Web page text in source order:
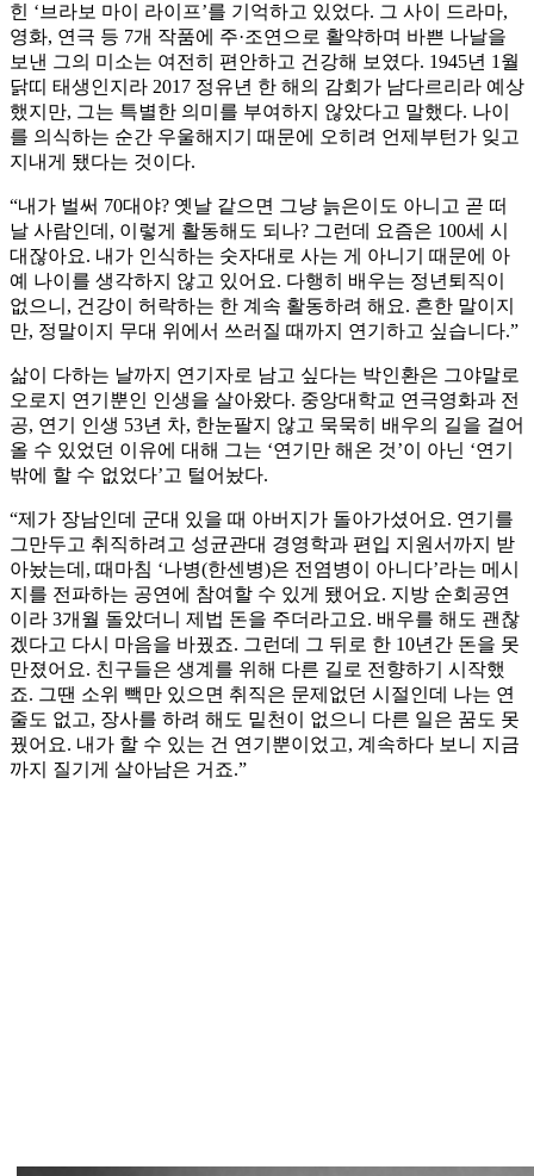
힌 ‘브라보 마이 라이프’를 기억하고 있었다. 그 사이 드라마,
영화, 연극 등 7개 작품에 주·조연으로 활약하며 바쁜 나날을
보낸 그의 미소는 여전히 편안하고 건강해 보였다. 1945년 1월
닭띠 태생인지라 2017 정유년 한 해의 감회가 남다르리라 예상
했지만, 그는 특별한 의미를 부여하지 않았다고 말했다. 나이
를 의식하는 순간 우울해지기 때문에 오히려 언제부턴가 잊고
지내게 됐다는 것이다.
“내가 벌써 70대야? 옛날 같으면 그냥 늙은이도 아니고 곧 떠
날 사람인데, 이렇게 활동해도 되나? 그런데 요즘은 100세 시
대잖아요. 내가 인식하는 숫자대로 사는 게 아니기 때문에 아
예 나이를 생각하지 않고 있어요. 다행히 배우는 정년퇴직이
없으니, 건강이 허락하는 한 계속 활동하려 해요. 흔한 말이지
만, 정말이지 무대 위에서 쓰러질 때까지 연기하고 싶습니다.”
삶이 다하는 날까지 연기자로 남고 싶다는 박인환은 그야말로
오로지 연기뿐인 인생을 살아왔다. 중앙대학교 연극영화과 전
공, 연기 인생 53년 차, 한눈팔지 않고 묵묵히 배우의 길을 걸어
올 수 있었던 이유에 대해 그는 ‘연기만 해온 것’이 아닌 ‘연기
밖에 할 수 없었다’고 털어놨다.
“제가 장남인데 군대 있을 때 아버지가 돌아가셨어요. 연기를
그만두고 취직하려고 성균관대 경영학과 편입 지원서까지 받
아놨는데, 때마침 ‘나병(한센병)은 전염병이 아니다’라는 메시
지를 전파하는 공연에 참여할 수 있게 됐어요. 지방 순회공연
이라 3개월 돌았더니 제법 돈을 주더라고요. 배우를 해도 괜찮
겠다고 다시 마음을 바꿨죠. 그런데 그 뒤로 한 10년간 돈을 못
만졌어요. 친구들은 생계를 위해 다른 길로 전향하기 시작했
죠. 그땐 소위 빽만 있으면 취직은 문제없던 시절인데 나는 연
줄도 없고, 장사를 하려 해도 밑천이 없으니 다른 일은 꿈도 못
꿨어요. 내가 할 수 있는 건 연기뿐이었고, 계속하다 보니 지금
까지 질기게 살아남은 거죠.”